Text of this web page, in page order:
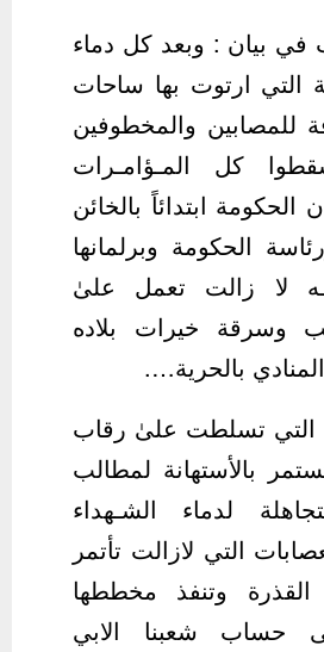
بيان : وبعد كل دماء
التي ارتوت بها ساحات
للمصابين والمخطوفين
كل المـؤامـرات
الحكومة ابتدائاً بالخائن
الحكومة وبرلمانها
لا زالت تعمل علىٰ
وسرقة خيرات بلاده
بالحرية….
التي تسلطت علىٰ رقاب
بالأستهانة لمطالب
لدماء الشـهداء
التي لازالت تأتمر
القذرة وتنفذ مخططها
حساب شعبنا الابي